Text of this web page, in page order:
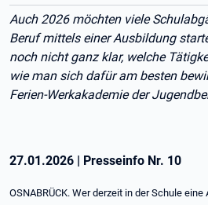
Auch 2026 möchten viele
Beruf mittels einer Ausbildung
noch nicht ganz klar, welche
wie man sich dafür am besten
Ferien-Werkakademie der
27.01.2026 | Presseinfo Nr. 10
OSNABRÜCK. Wer derzeit in der Schule